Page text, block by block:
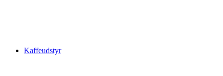
Kaffeudstyr